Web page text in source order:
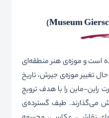
Museum
)
2000 افتتاح شده است و موزه‌ی هنر منطقه‌ای
تغییر موزه‌ی جیرش، تاریخ
راین-ماین را با هدفترویج
می‌گذارند. طیف گسترده‌ی